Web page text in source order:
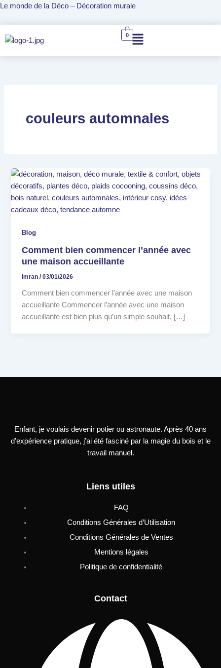
Aller
Le monde de la Déco – Décoration murale
0
couleurs automnales
Blog
Comment bien commencer l’année avec
une maison accueillante
Imran/03/01/2026
Comment bien commencer l’année avec une maison
accueillante Commencer l’année avec une maison
accueillante est bien plus qu’un simple souhait, […]
Enfant, je voulais devenir potier ou astronaute. Après 40 ans
d’expérience pratique, j’ai été fasciné par la magie du bois et le
travail manuel.
Liens utiles
FAQ
Conditions Générales d’Utilisation
Conditions Générales de Ventes
Mentions légales
Politique de confidentialité
Contact